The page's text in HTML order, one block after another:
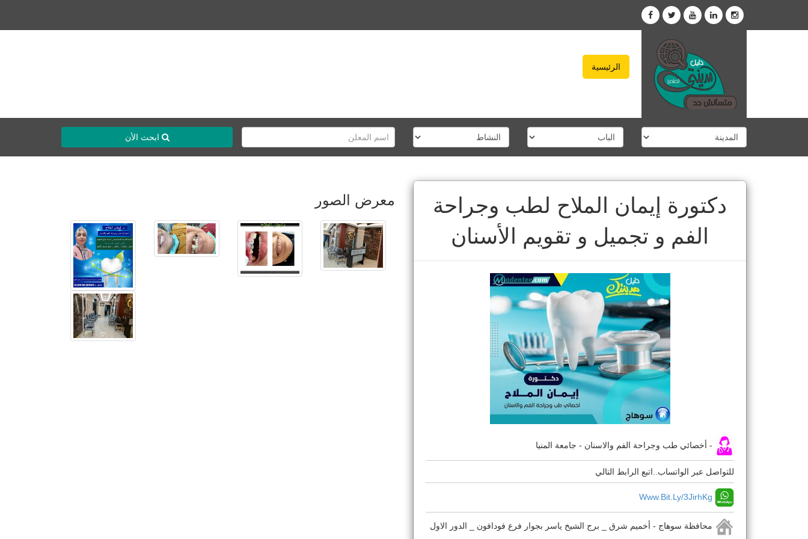
الرئيسية
ابحث الأن
دكتورة إيمان الملاح لطب وجراحة
الفم و تجميل و تقويم الأسنان
- أخصائي طب وجراحة الفم والاسنان - جامعة المنيا
للتواصل عبر الواتساب..اتبع الرابط التالي
Www.bit.ly/3JirhKg
محافظة سوهاج - أخميم شرق _ برج الشيخ ياسر بجوار فرع فودافون _ الدور الاول
معرض الصور